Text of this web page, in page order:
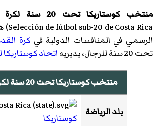
منتخب كوستاريكا تحت 20 سنة لكرة القدم
Selección de fútbol sub-20 de Costa Rica
)‏
الرسمي في المنافسات الدولية في كرة
تحت 20 سنة للرجال، يديريه
اتحاد كوستاريكا
منتخب كوستاريكا تحت 20 سنة لكرة القدم
بلد الرياضة
كوستاريكا